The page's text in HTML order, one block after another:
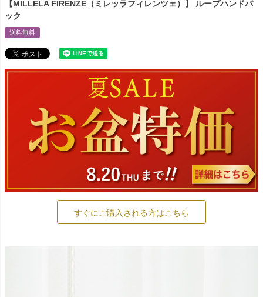
【MILLELA FIRENZE（ミレッラフィレンツェ）】 ループハンドバ
ック
送料無料
すぐにご購入される方はこちら